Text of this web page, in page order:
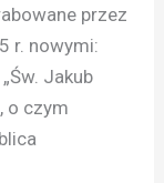
przez
r. nowymi:
Jakub
o czym